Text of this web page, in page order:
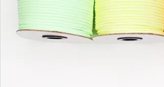
WORKSHOP
講座